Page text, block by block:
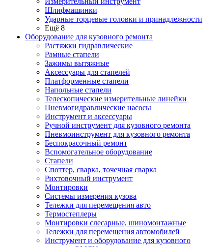
Шлифмашинки
Ударные торцевые головки и принадлежности
Ещё 8
Оборудование для кузовного ремонта
Растяжки гидравлические
Рамные стапели
Зажимы вытяжные
Аксессуары для стапелей
Платформенные стапели
Напольные стапели
Телескопические измерительные линейки
Пневмогидравлические насосы
Инструмент и аксессуары
Ручной инструмент для кузовного ремонта
Пневмоинструмент для кузовного ремонта
Беспокрасочный ремонт
Вспомогательное оборудование
Стапели
Споттер, сварка, точечная сварка
Рихтовочный инструмент
Монтировки
Системы измерения кузова
Тележки для перемещения авто
Термостеплеры
Монтировки слесарные, шиномонтажные
Тележки для перемещения автомобилей
Инструмент и оборудование для кузовного